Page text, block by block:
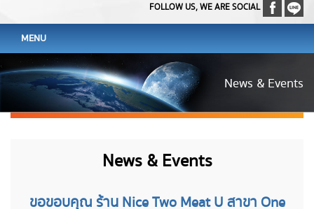
FOLLOW US, WE ARE SOCIAL
MENU
News & Events
News & Events
ขอขอบคุณ ร้าน Nice Two Meat U สาขา One